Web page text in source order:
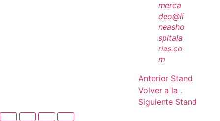
merca
deo@li
neasho
spitala
rias.co
m
Anterior Stand
Volver a la .
Siguiente Stand